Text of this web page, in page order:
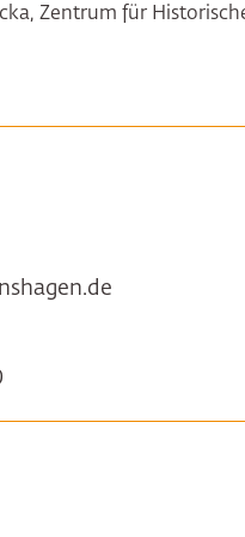
Zentrum für